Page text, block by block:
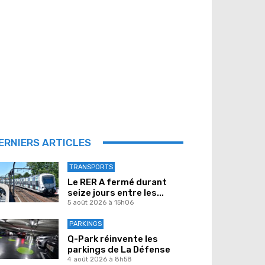
ARTICLES
TRANSPORTS
Le RER A fermé durant
seize jours entre les...
5 août 2026 à 15h06
PARKINGS
Q-Park réinvente les
parkings de La Défense
4 août 2026 à 8h58